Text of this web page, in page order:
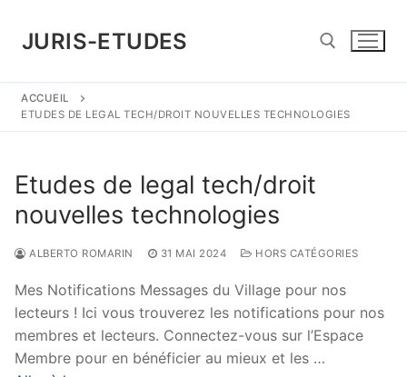
contenu
JURIS-ETUDES
Rechercher :
ACCUEIL
ETUDES DE LEGAL TECH/DROIT NOUVELLES TECHNOLOGIES
Etudes de legal tech/droit
nouvelles technologies
ALBERTO ROMARIN 31 MAI 2024 HORS CATÉGORIES
Mes Notifications Messages du Village pour nos
lecteurs ! Ici vous trouverez les notifications pour nos
membres et lecteurs. Connectez-vous sur l’Espace
Membre pour en bénéficier au mieux et les …